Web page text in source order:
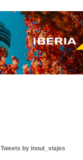
Tweets by inout_viajes